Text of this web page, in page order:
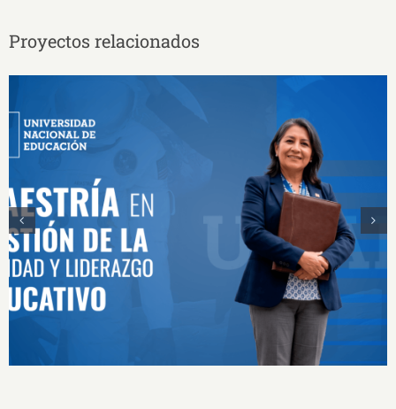
Proyectos relacionados
MAESTRÍA EN GESTIÓN DE LA CALIDAD Y
LIDERAZGO EDUCATIVO